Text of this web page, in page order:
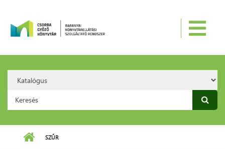
Option:
Keresés űrlap
SZŰR